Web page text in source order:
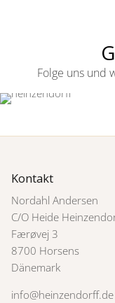
Folge uns und
Kontakt
Nordahl Andersen
C/O Heide
Færøvej 3
8700 Horsens
Dänemark
info@heinzendorff.de